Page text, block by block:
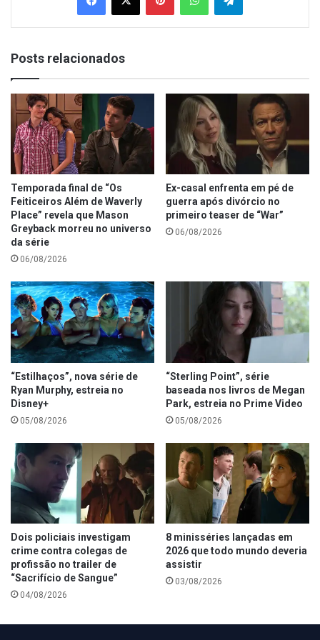
Posts relacionados
Temporada final de “Os
Feiticeiros Além de Waverly
Place” revela que Mason
Greyback morreu no universo
da série
06/08/2026
Ex-casal enfrenta em pé de
guerra após divórcio no
primeiro teaser de “War”
06/08/2026
“Estilhaços”, nova série de
Ryan Murphy, estreia no
Disney+
05/08/2026
“Sterling Point”, série
baseada nos livros de Megan
Park, estreia no Prime Video
05/08/2026
Dois policiais investigam
crime contra colegas de
profissão no trailer de
“Sacrifício de Sangue”
04/08/2026
8 minisséries lançadas em
2026 que todo mundo deveria
assistir
03/08/2026